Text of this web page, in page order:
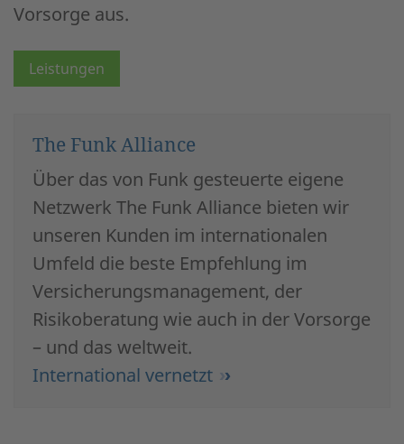
Vorsorge aus.
Leistungen
The Funk Alliance
Über das von Funk gesteuerte eigene
Netzwerk The Funk Alliance bieten wir
unseren Kunden im internationalen
Umfeld die beste Empfehlung im
Versicherungsmanagement, der
Risikoberatung wie auch in der Vorsorge
– und das weltweit.
International vernetzt